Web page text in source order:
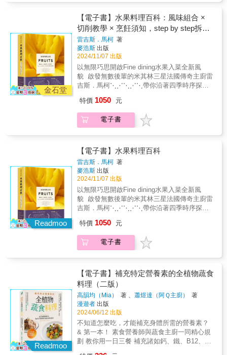
的實用指南。※本書下冊主題為：瓜類、豆
類、果實、馬鈴薯與根莖篇
啡MILK-TEA 奶茶MILK / JUICE / ADE 牛奶 /
果汁 / 氣泡飲SMOOTHIE 果昔ICE FLAKES
刨冰◎ BRUNCHSOUP 湯SALAD 沙拉BUGER
漢堡SANDWICH 三明治BURRITO 墨西哥捲餅
TOAST / PIZZA 吐司 / 披薩◎
DESSERTCOOKIE 餅乾MUFFIN 馬芬SCONE
司康BROWNIES 布朗尼TIRAMISU 提拉米蘇
PUDDING 布丁「雖然是全素的蔬食料理，但
卻能有許多不同種變化！」
金石堂
【電子書】水果料理百科：風味組合 ×
切削教學 × 烹飪須知，step by step拆解
130道米其林星級食譜技藝
雷吉斯．馬柯 著
麥浩斯 出版
2024/11/07 出版
以無限巧思開啟Fine dining水果入菜全新風
貌 啟發無數後輩的米其林三星法國傳奇主廚雷
吉斯．馬柯⋱⋰⋱⋰⋱帶你沿著四季時序探索
⋰⋱⋰⋱⋰2005年摘下米其林三星蟬聯至今法
國博古斯世界烹飪大賽金獎（Bocuse d’Or）入
選《Le Chef》「世界百大主廚」名單（100
——最高榮譽五頂廚師帽評鑑料理之前，首先
是食材特性理解——融入水果元素，將美味提
升另一層次本書將介紹各季盛產的水果種類，
帶您認識其中富含的營養價值、如何挑選與保
存等基礎概念，圖解前置處理步驟與切削教
學，涵蓋前菜、沙拉、濃湯、主餐、甜點、雞
尾酒……等百道星級食譜分享。當代名廚數十
年來的熱情鑽研盡皆濃縮在此，這是一本不可
錯過的專業水果料理百科，將為您帶來更寬廣
餽贈的結實纍纍用馬柯家族最擅長的方式父親
是葡萄酒商、母親是廚師，家裡從小經營飯
店，雷吉斯承襲雙親真誠的待客之道與料理熱
情，今日已是聞名世界的主廚，其子雅克也傳
承了父親的好手藝與追求料理真味的精神，父
子聯手持續探索當地農產的可能性，不斷突破
我們對精緻法餐的料理想像。馬柯家族位在南
法聖博內勒弗魯瓦山坡上的餐廳雖偏遠不易抵
達，每天仍有無數饕客不遠千里到訪期待一嚐
佳餚，不僅為響亮的米其林三星頭銜，也為雷
吉斯一貫尊重土地、熱愛從大自然尋找靈感，
對食材的講究與堅持所吸引。 ◆ 專業推薦 無
特價 1050 元
電子書
Readmoo
【電子書】水果料理百科
雷吉斯．馬柯 著
麥浩斯 出版
2024/11/07 出版
以無限巧思開啟Fine dining水果入菜全新風
貌 啟發無數後輩的米其林三星法國傳奇主廚雷
吉斯．馬柯⋱⋰⋱⋰⋱帶你沿著四季時序探索
⋰⋱⋰⋱⋰2005年摘下米其林三星蟬聯至今法
國博古斯世界烹飪大賽金獎（Bocuse d’Or）入
選《Le Chef》「世界百大主廚」名單（100
——最高榮譽五頂廚師帽評鑑料理之前，首先
是食材特性理解——融入水果元素，將美味提
升另一層次本書將介紹各季盛產的水果種類，
帶您認識其中富含的營養價值、如何挑選與保
存等基礎概念，圖解前置處理步驟與切削教
學，涵蓋前菜、沙拉、濃湯、主餐、甜點、雞
尾酒……等百道星級食譜分享。當代名廚數十
年來的熱情鑽研盡皆濃縮在此，這是一本不可
錯過的專業水果料理百科，將為您帶來更寬廣
特價 1050 元
電子書
Readmoo
【電子書】補充特定營養素的全植物蔬食
料理（二版）
高韻均（Mia） 著 、蕭煜達（阿Ｑ主廚）
著
漫遊者 出版
2024/06/12 出版
不知道怎麼吃，才能補充身體所需的營養素？
& 第一本！ 素食營養師與蔬食主廚一同精心規
劃 教你用一日三餐 補充諸如鈣、鐵、B12、優